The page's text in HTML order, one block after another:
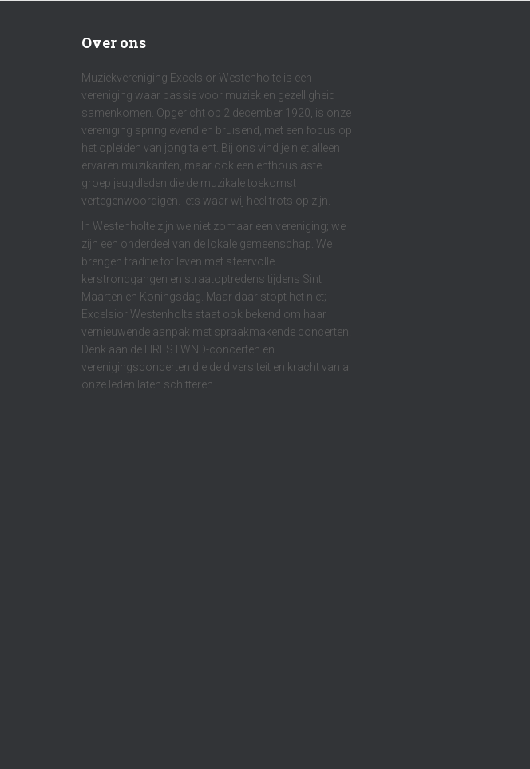
Over ons
Muziekvereniging Excelsior Westenholte is een
vereniging waar passie voor muziek en gezelligheid
samenkomen. Opgericht op 2 december 1920, is onze
vereniging springlevend en bruisend, met een focus op
het opleiden van jong talent. Bij ons vind je niet alleen
ervaren muzikanten, maar ook een enthousiaste
groep jeugdleden die de muzikale toekomst
vertegenwoordigen. Iets waar wij heel trots op zijn.
In Westenholte zijn we niet zomaar een vereniging; we
zijn een onderdeel van de lokale gemeenschap. We
brengen traditie tot leven met sfeervolle
kerstrondgangen en straatoptredens tijdens Sint
Maarten en Koningsdag. Maar daar stopt het niet;
Excelsior Westenholte staat ook bekend om haar
vernieuwende aanpak met spraakmakende concerten.
Denk aan de HRFSTWND-concerten en
verenigingsconcerten die de diversiteit en kracht van al
onze leden laten schitteren.